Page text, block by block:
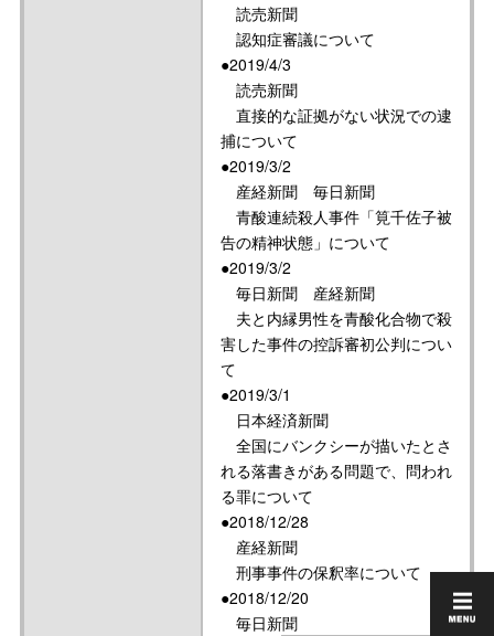
読売新聞
認知症審議について
●2019/4/3
読売新聞
直接的な証拠がない状況での逮
捕について
●2019/3/2
産経新聞 毎日新聞
青酸連続殺人事件「筧千佐子被
告の精神状態」について
●2019/3/2
毎日新聞 産経新聞
夫と内縁男性を青酸化合物で殺
害した事件の控訴審初公判につい
て
●2019/3/1
日本経済新聞
全国にバンクシーが描いたとさ
れる落書きがある問題で、問われ
る罪について
●2018/12/28
産経新聞
刑事事件の保釈率について
●2018/12/20
毎日新聞